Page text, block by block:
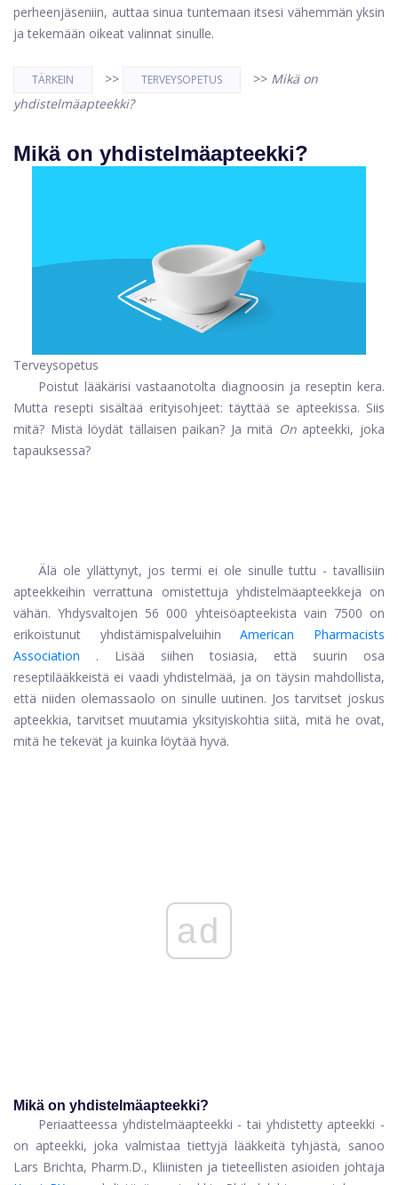
perheenjäseniin, auttaa sinua tuntemaan itsesi vähemmän yksin
ja tekemään oikeat valinnat sinulle.
TÄRKEIN >> TERVEYSOPETUS >> Mikä on
yhdistelmäapteekki?
Mikä on yhdistelmäapteekki?
Terveysopetus
Poistut lääkärisi vastaanotolta diagnoosin ja reseptin kera.
Mutta resepti sisältää erityisohjeet: täyttää se apteekissa. Siis
mitä? Mistä löydät tällaisen paikan? Ja mitä On apteekki, joka
tapauksessa?
Älä ole yllättynyt, jos termi ei ole sinulle tuttu - tavallisiin
apteekkeihin verrattuna omistettuja yhdistelmäapteekkeja on
vähän. Yhdysvaltojen 56 000 yhteisöapteekista vain 7500 on
erikoistunut yhdistämispalveluihin
American Pharmacists
Association
. Lisää siihen tosiasia, että suurin osa
reseptilääkkeistä ei vaadi yhdistelmää, ja on täysin mahdollista,
että niiden olemassaolo on sinulle uutinen. Jos tarvitset joskus
apteekkia, tarvitset muutamia yksityiskohtia siitä, mitä he ovat,
mitä he tekevät ja kuinka löytää hyvä.
ad
Mikä on yhdistelmäapteekki?
Periaatteessa yhdistelmäapteekki - tai yhdistetty apteekki -
on apteekki, joka valmistaa tiettyjä lääkkeitä tyhjästä, sanoo
Lars Brichta, Pharm.D., Kliinisten ja tieteellisten asioiden johtaja